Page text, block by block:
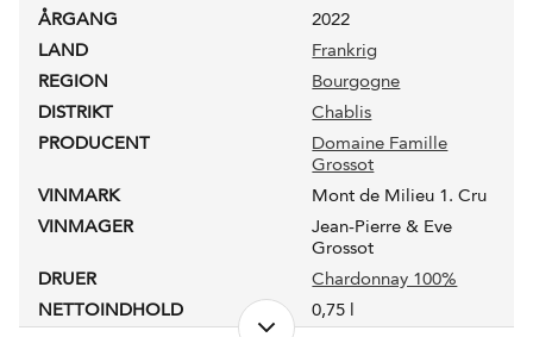
ÅRGANG
2022
LAND
Frankrig
REGION
Bourgogne
DISTRIKT
Chablis
PRODUCENT
Domaine Famille
Grossot
VINMARK
Mont de Milieu 1. Cru
VINMAGER
Jean-Pierre & Eve
Grossot
DRUER
Chardonnay 100%
NETTOINDHOLD
0,75 l